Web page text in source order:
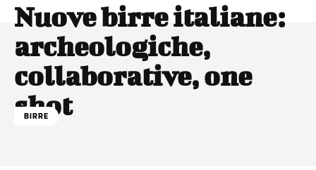
Nuove birre italiane:
archeologiche,
collaborative, one
shot
BIRRE